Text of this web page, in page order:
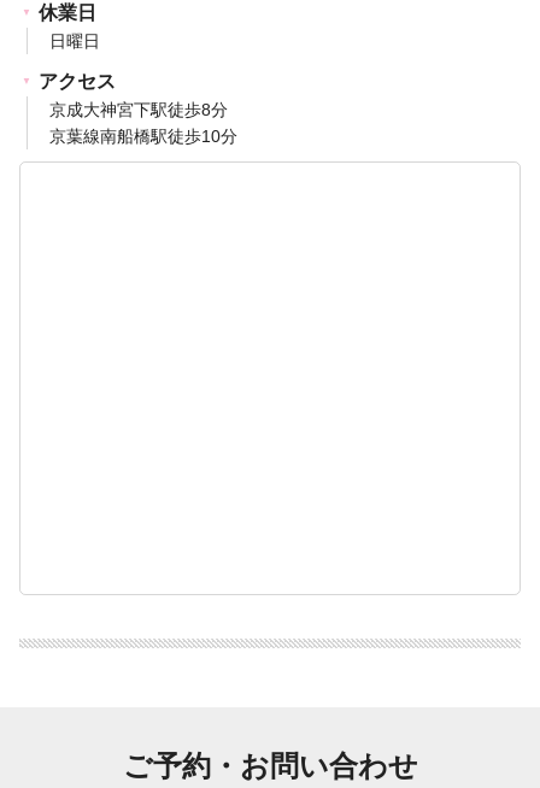
休業日
日曜日
アクセス
京成大神宮下駅徒歩8分
京葉線南船橋駅徒歩10分
ご予約・お問い合わせ